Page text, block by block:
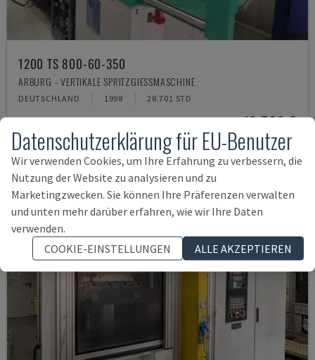
1200 TS 800-60-350
ARBURG - VERTIKALE SPRITZGIESSMASCHINE
DEUTSCHLAND 1998 28.701 STD
10.500 €
Datenschutzerklärung für EU-Benutzer
Wir verwenden Cookies, um Ihre Erfahrung zu verbessern, die
Nutzung der Website zu analysieren und zu
Marketingzwecken. Sie können Ihre Präferenzen verwalten
und unten mehr darüber erfahren, wie wir Ihre Daten
verwenden.
COOKIE-EINSTELLUNGEN
ALLE AKZEPTIEREN